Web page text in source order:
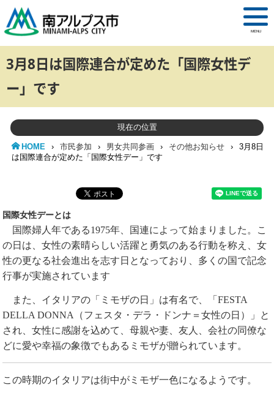
MENU
3月8日は国際連合が定めた「国際女性デ
ー」です
現在の位置
HOME › 市民参加 › 男女共同参画 › その他お知らせ ›
3月8日
は国際連合が定めた「国際女性デー」です
国際女性デーとは
国 際婦人年である1975年、国連によって始まりました。こ
の日は、女性の素晴らしい活躍と勇気のある行動を称え、女
性の更なる社会進出を志す日となっており、多くの国で記念
行事が実施されています
また、イタリアの「ミモザの日」は有名で、「FESTA
DELLA DONNA（フェスタ・デラ・ドンナ＝女性の日）」と
され、女性に感謝を込めて、母親や妻、友人、会社の同僚な
どに愛や幸福の象徴でもあるミモザが贈られています。
この時期のイタリアは街中がミモザ一色になるようです。